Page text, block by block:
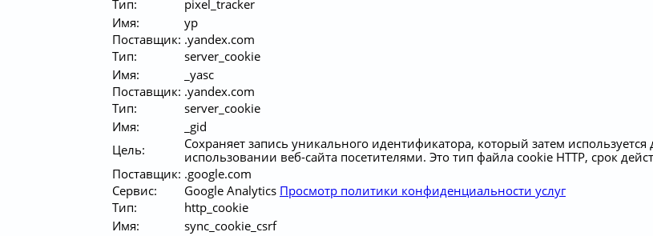
Тип:
pixel_tracker
Имя:
yp
Поставщик: .yandex.com
Тип:
server_cookie
Имя:
_yasc
Поставщик: .yandex.com
Тип:
server_cookie
Имя:
_gid
Цель:
Сохраняет запись уникального идентификатора, который затем
использовании веб-сайта посетителями. Это тип файла cookie HTTP, срок
Поставщик: .google.com
Сервис:
Google Analytics Просмотр политики конфиденциальности услуг
Тип:
http_cookie
Имя:
sync_cookie_csrf